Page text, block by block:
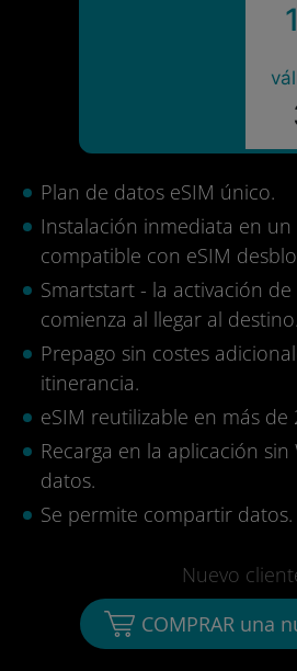
Plan de datos eSIM único.
Instalación inmediata en un
compatible con eSIM
Smartstart - la activación
comienza al llegar al destino.
Prepago sin costes
itinerancia.
eSIM reutilizable en más de
Recarga en la aplicación
datos.
Se permite compartir datos.
Nuevo
COMPRAR una